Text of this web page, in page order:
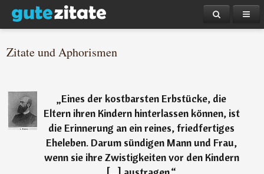
Zitate und Aphorismen
„Eines der kostbarsten Erbstücke, die
Eltern ihren Kindern hinterlassen können, ist
die Erinnerung an ein reines, friedfertiges
Eheleben. Darum sündigen Mann und Frau,
wenn sie ihre Zwistigkeiten vor den Kindern